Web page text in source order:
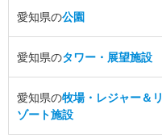
愛知県の公園
愛知県のタワー・展望施設
愛知県の牧場・レジャー＆リ
ゾート施設